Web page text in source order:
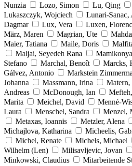
Nunzia
Lozo, Simon Lu, Qing
Lukaszczyk, Wojciech
Lunari-Sanac,
Dagmar
Lux, Vera Luxen,
März, Maren
Magrian, Ute
Maier, Tatiana
Maile, Doris
Maljai, Seyedeh Rana
Stefano
Marchal, Benoît Marcks,
Gálvez, Antonio
Markstein
Johanna
Massmann, Irina Matern,
Andreas
McDonough, Ian
Marita
Meichel, David Menné-
Laura
Menschel, Sandra Menzel,
Metaxas, Ioannis
Metzler, Alena
Michajlova, Katharina
Micheelis,
Michel, Renate
Michels, Michael
Wilhelm (Len)
Milisavljevic, Jovan
Minkowski, Claudius
Mitarbeitende